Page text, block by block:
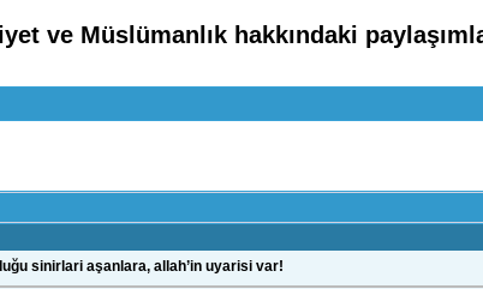
ve Müslümanlık hakkındaki
sinirlari aşanlara, allah’in uyarisi var!